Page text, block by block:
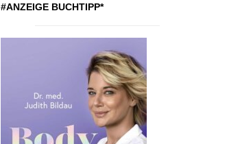
#ANZEIGE BUCHTIPP*